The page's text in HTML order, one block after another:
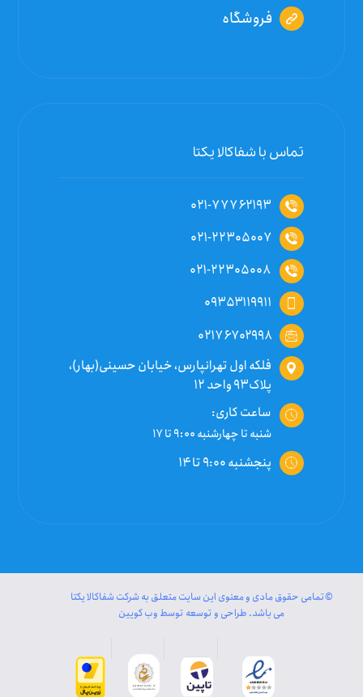
فروشگاه
تماس با شفاکالا یکتا
۰۲۱-۷۷۷۶۲۱۹۳
۰۲۱-۲۲۳۰۵۰۰۷
۰۲۱-۲۲۳۰۵۰۰۸
۰۹۳۵۳۱۱۹۹۱۱
۰۲۱۷۶۷۰۲۹۹۸
فلکه اول تهرانپارس، خیابان حسینی(بهار)،
پلاک۹۳ واحد ۱۲
ساعت کاری:
شنبه تا چهارشنبه ۹:۰۰ تا ۱۷
پنجشنبه ۹:۰۰ تا ۱۴
©تمامی حقوق مادی و معنوی این سایت متعلق به شرکت شفاکالا یکتا
می باشد. طراحی و توسعه توسط وب کویین